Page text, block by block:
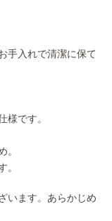
手入れで清潔に保て
様です。
。
。
います。あらかじめ